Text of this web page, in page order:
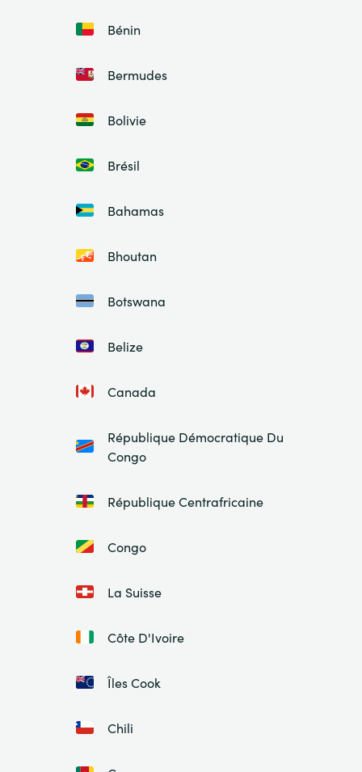
Bénin
Bermudes
Bolivie
Brésil
Bahamas
Bhoutan
Botswana
Belize
Canada
République Démocratique Du
Congo
République Centrafricaine
Congo
La Suisse
Côte D'Ivoire
Îles Cook
Chili